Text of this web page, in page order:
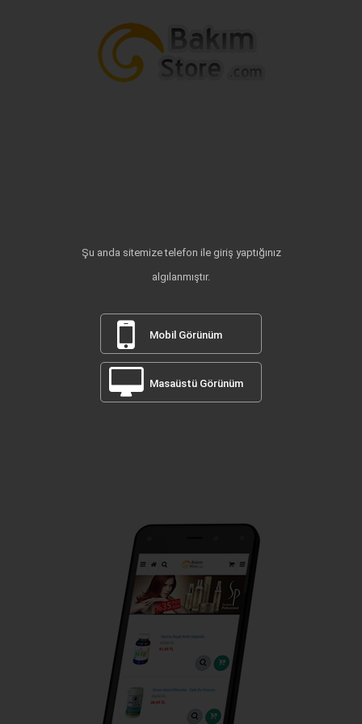
Şu anda sitemize telefon ile giriş yaptığınız
algılanmıştır.
Mobil Görünüm
Masaüstü Görünüm